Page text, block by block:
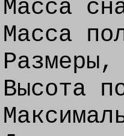
Масса
Масса
Высота